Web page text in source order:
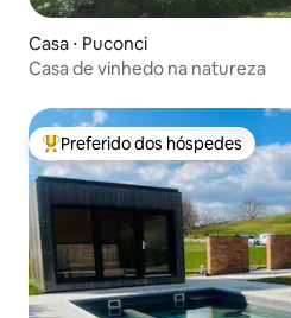
Casa ⋅ Puconci
Casa de vinhedo na natureza
Entre os melhores preferidos
Preferido dos hóspedes